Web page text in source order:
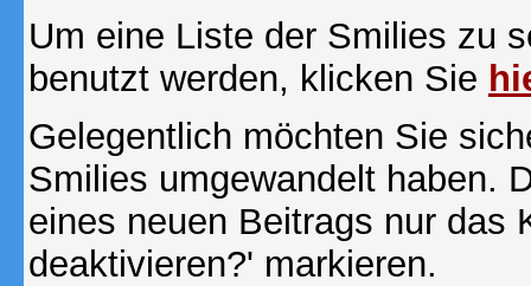
Um eine Liste der Smilies zu
benutzt werden, klicken Sie
Gelegentlich möchten Sie
Smilies umgewandelt haben.
eines neuen Beitrags nur das
deaktivieren?' markieren.